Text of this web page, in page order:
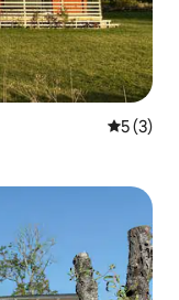
5 de
5 (3)